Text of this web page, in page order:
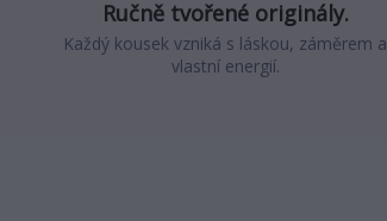
Ručně tvořené originály.
Každý kousek vzniká s láskou, záměrem a
vlastní energií.